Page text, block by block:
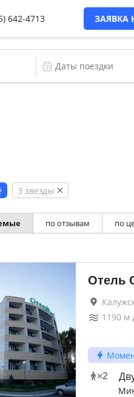
642-4713 ЗАЯВКА
3 звезды
по отзывам по
Отель
1190м
×2